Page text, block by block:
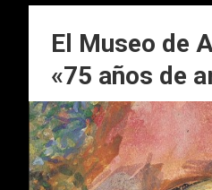
El Museo de
«75 años de